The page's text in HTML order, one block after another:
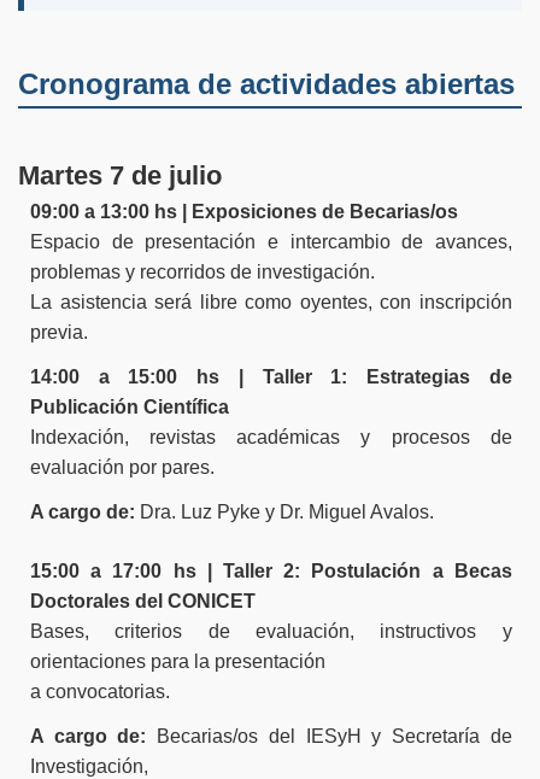
Cronograma de actividades abiertas
Martes 7 de julio
09:00 a 13:00 hs | Exposiciones de Becarias/os
Espacio de presentación e intercambio de avances,
problemas y recorridos de investigación.
La asistencia será libre como oyentes, con inscripción
previa.
14:00 a 15:00 hs | Taller 1: Estrategias de
Publicación Científica
Indexación, revistas académicas y procesos de
evaluación por pares.
A cargo de: Dra. Luz Pyke y Dr. Miguel Avalos.
15:00 a 17:00 hs | Taller 2: Postulación a Becas
Doctorales del CONICET
Bases, criterios de evaluación, instructivos y
orientaciones para la presentación
a convocatorias.
A cargo de: Becarias/os del IESyH y Secretaría de
Investigación,